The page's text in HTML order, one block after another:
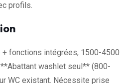
profils.
fonctions intégrées, 1500-4500
washlet seul** (800-
WC existant. Nécessite prise